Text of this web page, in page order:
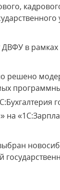
в
решено